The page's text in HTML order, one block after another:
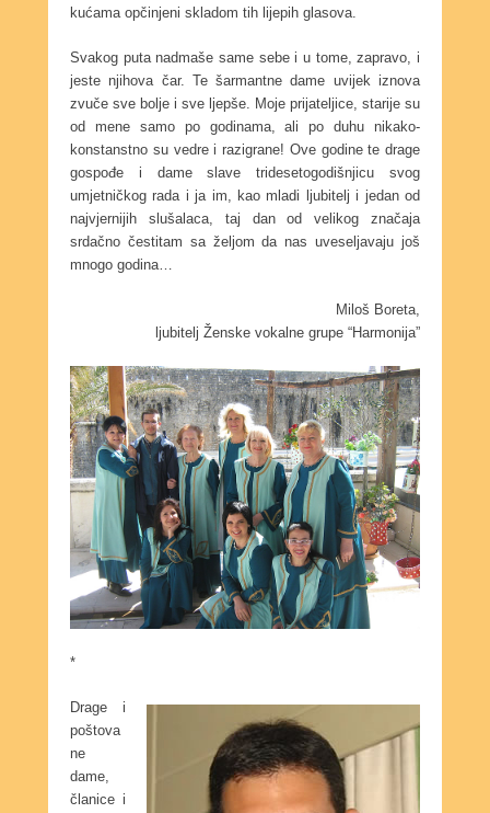
kućama opčinjeni skladom tih lijepih glasova.
Svakog puta nadmaše same sebe i u tome, zapravo, i
jeste njihova čar. Te šarmantne dame uvijek iznova
zvuče sve bolje i sve ljepše. Moje prijateljice, starije su
od mene samo po godinama, ali po duhu nikako-
konstanstno su vedre i razigrane! Ove godine te drage
gospođe i dame slave tridesetogodišnjicu svog
umjetničkog rada i ja im, kao mladi ljubitelj i jedan od
najvjernijih slušalaca, taj dan od velikog značaja
srdačno čestitam sa željom da nas uveseljavaju još
mnogo godina…
Miloš Boreta,
ljubitelj Ženske vokalne grupe “Harmonija”
*
Drage i
poštova
ne
dame,
članice i